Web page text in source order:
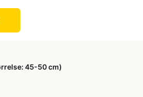
45-50 cm)